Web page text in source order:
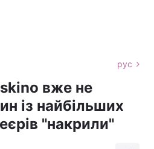
рус
вже не
із найбільших
"накрили"